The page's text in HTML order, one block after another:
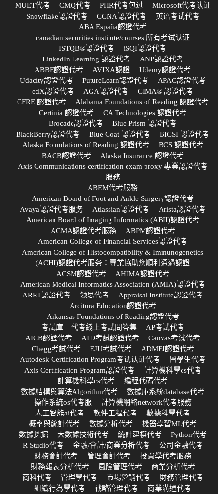
MUET代考
CMQ代考 PHR代考包过
Microsoft代考认证
Snowflake認證代考
CCNA認證代考
英语考试代考
ABA España認證代考
canadian securities institute/courses 所有考试认证
ISTQB®認證代考
iSQI認證代考
LinkedIn Learning 認證代考
ANP認證代考
ABBE認證代考
AVIXA認證
Udemy認證代考
Udacity認證代考
FutureLearn認證代考
APAC認證代考
edX認證代考
AGA認證代考
CIMA® 認證代考
CFRE 認證代考
Alabama Foundations of Reading 認證代考
Certinia 認證代考
CA Technologies 認證代考
Brocade認證代考
Blue Prism 認證代考
BlackBerry認證代考
Blue Coat 認證代考
BICSI 認證代考
Alaska Foundations of Reading 認證代考
BCS 認證代考
BACB認證代考
Alaska Insurance 認證代考
Axis Communications certification exam proxy 專業認證代考
服務
ABEM代考服務
American Board of Foot and Ankle Surgery認證代考
Avaya認證代考服务
Atlassian認證代考
Arista認證代考
American Board of Imaging Informatics (ABII)認證代考
ACMA認證代考服務
ABPM認證代考
American College of Financial Services認證代考
American College of Histocompatibility & Immunogenetics
(ACHI)認證代考服务：專業協助您順利通過認證
ACSM認證代考
AHIMA認證代考
American Medical Informatics Association (AMIA)認證代考
ARRT認證代考
领思代考
Appraisal Institute認證代考
Arcitura Education認證代考
Arkansas Foundations of Reading認證代考
考試庫 – 代考綫上考試問答集
AP考試代考
AICB認證代考
ATD考試認證代考
Canvas考试代考
Chegg考試代考
EJU考試代考
ADMEI認證代考
Autodesk Certification Program考试认证代考
留學生代考
Axis Certification Program認證代考
計算機科學cs代考
計算機科學cs代考
編程代碼代考
數據結構與算法Algorithm代考
數據庫系統database代考
操作系統os代考服
計算機網絡network代考服務
人工智能ai代考
軟件工程代考
數據科學代考
概率與統計代考
數據分析代考
機器學習ML代考
數據挖掘
大數據技術代考 統計建模代考
Python代考
R Studio代考
金融/會計/商業分析代考
公司金融代考
財務會計代考
管理會計代考
投資學代考服務
財務報表分析代考
風險管理代考
商業分析代考
商科代考
管理學代考 市場營銷代考
財務管理代考
組織行為學代考
戰略管理代考 商業溝通代考